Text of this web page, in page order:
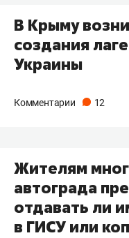
В Крыму
создания
Украины
Комментарии 12
Жителям
автограда
отдавать ли
в ГИСУ или